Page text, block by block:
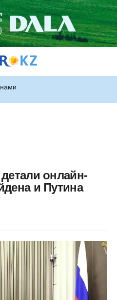
онлайн-
и Путина